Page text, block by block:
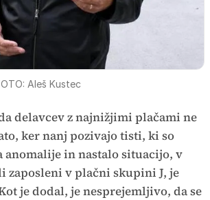
Aleš Kustec
delavcev z najnižjimi plačami ne
ker nanj pozivajo tisti, ki so
in nastalo situacijo, v
zaposleni v plačni skupini J, je
je dodal, je nesprejemljivo, da se